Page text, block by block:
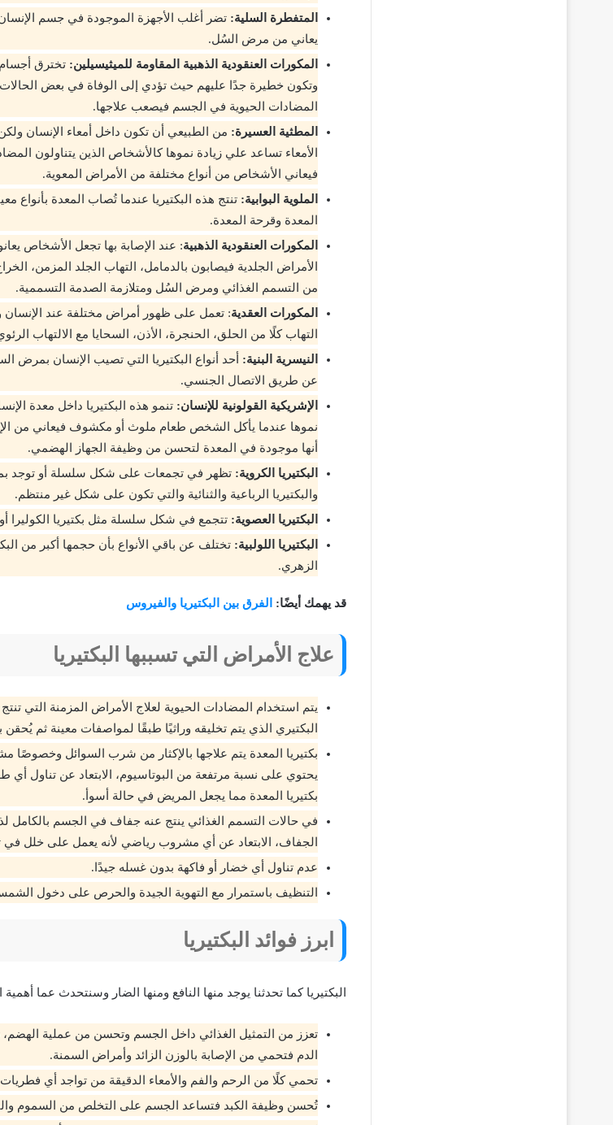
المتفطرة السلية: تضر أغلب الأجهزة الموجودة في جسم الإنسان
يعاني من مرض السُل.
المكورات العنقودية الذهبية المقاومة للميثيسيلين: تخترق
وتكون خطيرة جدًا عليهم حيث تؤدي إلى الوفاة في بعض الحالات
المضادات الحيوية في الجسم فيصعب علاجها.
المطثية العسيرة: من الطبيعي أن تكون داخل أمعاء الإنسان
الأمعاء تساعد علي زيادة نموها كالأشخاص الذين يتناولون
فيعاني الأشخاص من أنواع مختلفة من الأمراض المعوية.
الملوية البوابية: تنتج هذه البكتيريا عندما تُصاب المعدة بأنواع
المعدة وقرحة المعدة.
المكورات العنقودية الذهبية: عند الإصابة بها تجعل الأشخاص
الأمراض الجلدية فيصابون بالدمامل، التهاب الجلد المزمن،
من التسمم الغذائي ومرض السُل ومتلازمة الصدمة التسممية.
المكورات العقدية: تعمل على ظهور أمراض مختلفة عند الإنسان
التهاب كلًا من الحلق، الحنجرة، الأذن، السحايا مع الالتهاب
النيسرية البنية: أحد أنواع البكتيريا التي تصيب الإنسان
عن طريق الاتصال الجنسي.
الإشريكية القولونية للإنسان: تنمو هذه البكتيريا داخل معدة
نموها عندما يأكل الشخص طعام ملوث أو مكشوف فيعاني من
أنها موجودة في المعدة لتحسن من وظيفة الجهاز الهضمي.
البكتيريا الكروية: تظهر في تجمعات على شكل سلسلة أو توجد
والبكتيريا الرباعية والثنائية والتي تكون على شكل غير منتظم.
البكتيريا العصوية: تتجمع في شكل سلسلة مثل بكتيريا الكوليرا
البكتيريا اللولبية: تختلف عن باقي الأنواع بأن حجمها أكبر من
الزهري.
قد يهمك أيضًا: الفرق بين البكتيريا والفيروس
علاج الأمراض التي تسببها البكتيريا
يتم استخدام المضادات الحيوية لعلاج الأمراض المزمنة التي تنتج
البكتيري الذي يتم تخليقه وراثيًا طبقًا لمواصفات معينة ثم يُحقن
بكتيريا المعدة يتم علاجها بالإكثار من شرب السوائل وخصوصًا
يحتوي على نسبة مرتفعة من البوتاسيوم، الابتعاد عن تناول أي
بكتيريا المعدة مما يجعل المريض في حالة أسوأ.
في حالات التسمم الغذائي ينتج عنه جفاف في الجسم بالكامل
الجفاف، الابتعاد عن أي مشروب رياضي لأنه يعمل على خلل في
عدم تناول أي خضار أو فاكهة بدون غسله جيدًا.
التنظيف باستمرار مع التهوية الجيدة والحرص على دخول
ابرز فوائد البكتيريا
البكتيريا كما تحدثنا يوجد منها النافع ومنها الضار وسنتحدث عما أهمية
تعزز من التمثيل الغذائي داخل الجسم وتحسن من عملية
الدم فتحمي من الإصابة بالوزن الزائد وأمراض السمنة.
تحمي كلًا من الرحم والفم والأمعاء الدقيقة من تواجد أي فطريات
تُحسن وظيفة الكبد فتساعد الجسم على التخلص من السموم